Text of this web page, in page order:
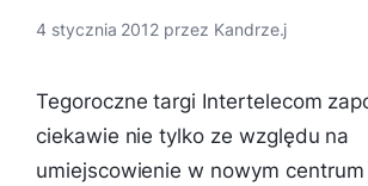
4 stycznia 2012 przez Kandrze.j
Tegoroczne targi Intertelecom
ciekawie nie tylko ze względu na
umiejscowienie w nowym centrum